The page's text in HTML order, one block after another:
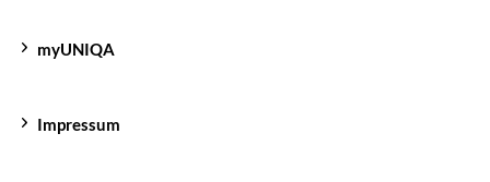
myUNIQA
Impressum